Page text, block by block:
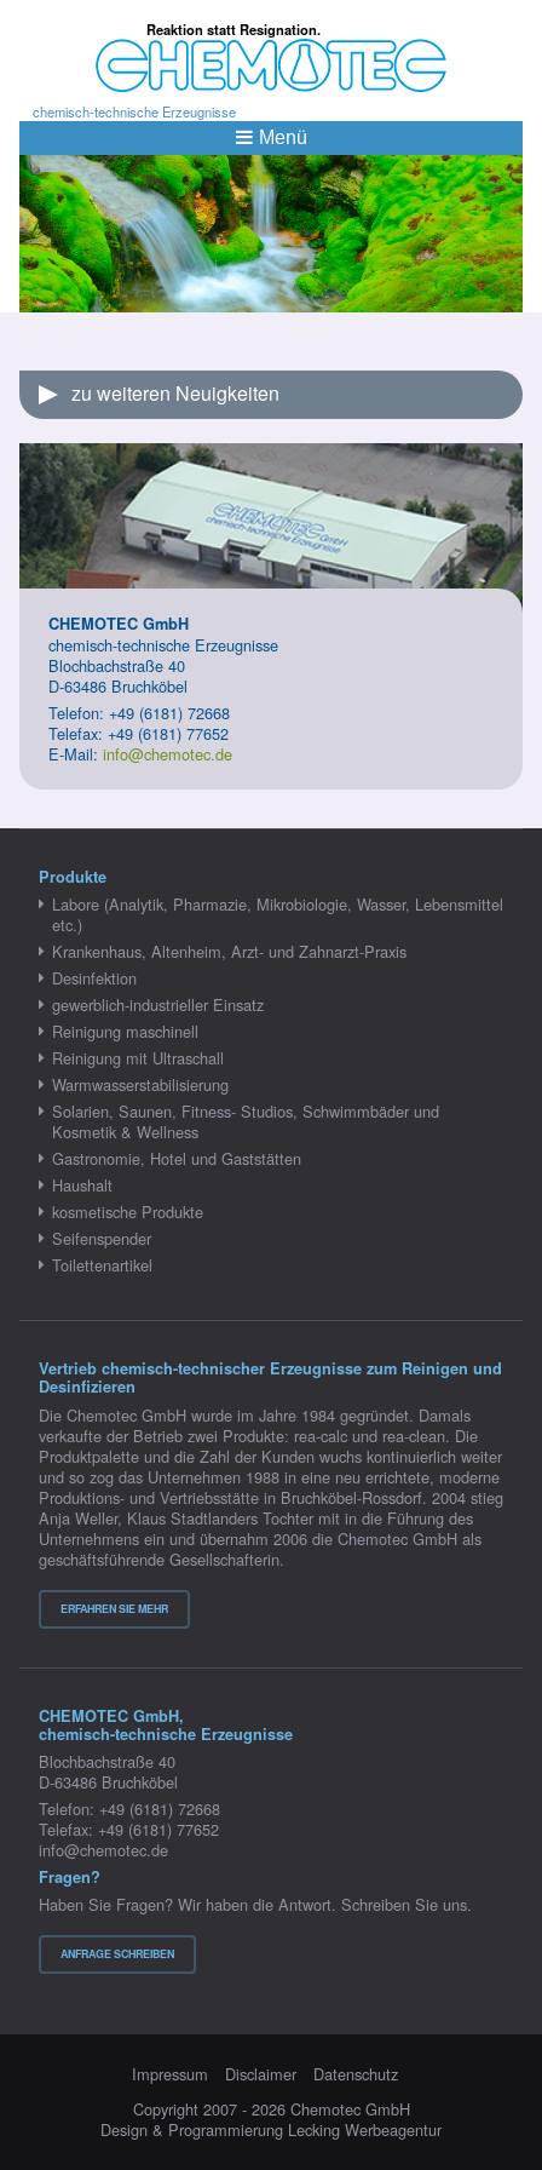
Reaktion statt Resignation.
chemisch-technische Erzeugnisse
Menü
zu weiteren Neuigkeiten
CHEMOTEC GmbH
chemisch-technische Erzeugnisse
Blochbachstraße 40
D-63486 Bruchköbel
Telefon: +49 (6181) 72668
Telefax: +49 (6181) 77652
E-Mail: info@chemotec.de
Produkte
Labore (Analytik, Pharmazie, Mikrobiologie, Wasser, Lebensmittel
etc.)
Krankenhaus, Altenheim, Arzt- und Zahnarzt-Praxis
Desinfektion
gewerblich-industrieller Einsatz
Reinigung maschinell
Reinigung mit Ultraschall
Warmwasserstabilisierung
Solarien, Saunen, Fitness- Studios, Schwimmbäder und
Kosmetik & Wellness
Gastronomie, Hotel und Gaststätten
Haushalt
kosmetische Produkte
Seifenspender
Toilettenartikel
Vertrieb chemisch-technischer Erzeugnisse zum Reinigen und
Desinfizieren
Die Chemotec GmbH wurde im Jahre 1984 gegründet. Damals
verkaufte der Betrieb zwei Produkte: rea-calc und rea-clean. Die
Produktpalette und die Zahl der Kunden wuchs kontinuierlich weiter
und so zog das Unternehmen 1988 in eine neu errichtete, moderne
Produktions- und Vertriebsstätte in Bruchköbel-Rossdorf. 2004 stieg
Anja Weller, Klaus Stadtlanders Tochter mit in die Führung des
Unternehmens ein und übernahm 2006 die Chemotec GmbH als
geschäftsführende Gesellschafterin.
ERFAHREN SIE MEHR
CHEMOTEC GmbH,
chemisch-technische Erzeugnisse
Blochbachstraße 40
D-63486 Bruchköbel
Telefon: +49 (6181) 72668
Telefax: +49 (6181) 77652
info@chemotec.de
Fragen?
Haben Sie Fragen? Wir haben die Antwort. Schreiben Sie uns.
ANFRAGE SCHREIBEN
Impressum Disclaimer
Datenschutz
Copyright 2007 - 2026 Chemotec GmbH
Design & Programmierung Lecking Werbeagentur